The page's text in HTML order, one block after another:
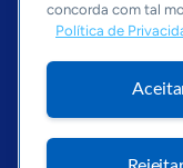
concorda com tal
Política de